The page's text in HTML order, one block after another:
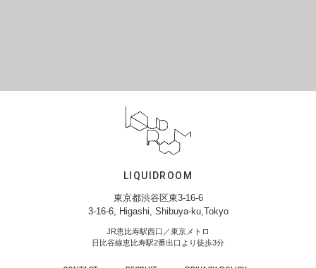
LIQUIDROOM
東京都渋谷区東3-16-6
3-16-6, Higashi, Shibuya-ku,Tokyo
JR恵比寿駅西口／東京メトロ
日比谷線恵比寿駅2番出口より徒歩3分